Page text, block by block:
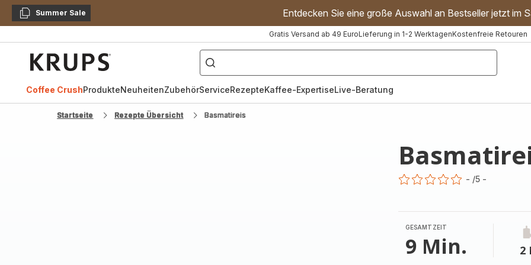
KopierenSummer Sale Entdecken Sie eine große Auswahl an Bestseller jetzt im
Gratis Versand ab 49 EuroLieferung in 1-2 WerktagenKostenfreie Retouren
["Kaffeevollautomat","Handmixer","Waffeleisen"]
Coffee CrushProdukteNeuheitenZubehörServiceRezepteKaffee-ExpertiseLive-Beratung
Startseite Rezepte Übersicht Basmatireis
- /5 -
GESAMTZEIT
9 Min. 2